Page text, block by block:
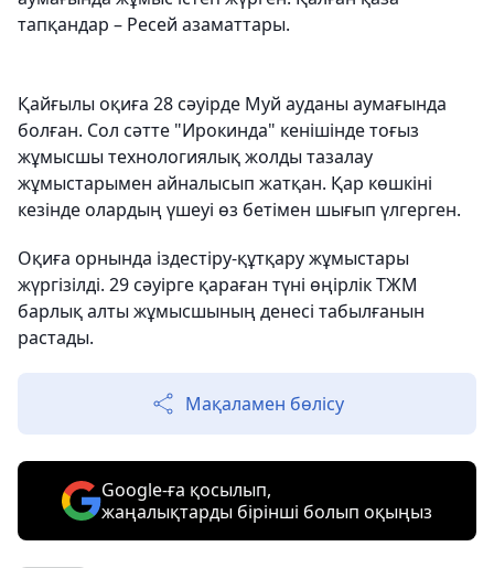
тапқандар – Ресей азаматтары.
Қайғылы оқиға 28 сәуірде Муй ауданы аумағында
болған. Сол сәтте "Ирокинда" кенішінде тоғыз
жұмысшы технологиялық жолды тазалау
жұмыстарымен айналысып жатқан. Қар көшкіні
кезінде олардың үшеуі өз бетімен шығып үлгерген.
Оқиға орнында іздестіру-құтқару жұмыстары
жүргізілді. 29 сәуірге қараған түні өңірлік ТЖМ
барлық алты жұмысшының денесі табылғанын
растады.
Мақаламен бөлісу
Google-ға қосылып,
жаңалықтарды бірінші болып оқыңыз